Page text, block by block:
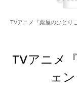
TVアニメ『薬屋のひとりご
TVアニメ
ェ